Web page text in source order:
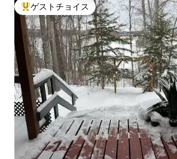
大好評のゲストチョイスです。
ゲストチョイス